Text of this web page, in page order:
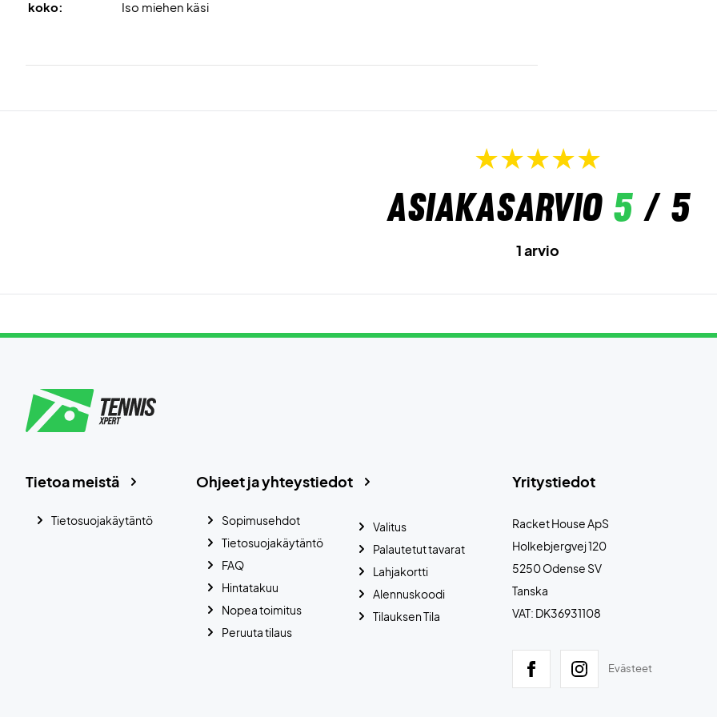
koko:
Iso miehen käsi
Asiakasarvio 5/ 5
1 arvio
Yritystiedot
Racket House ApS
Holkebjergvej 120
5250 Odense SV
Tanska
VAT: DK36931108
Evästeet
Ohjeet ja yhteystiedot
Sopimusehdot
Tietosuojakäytäntö
FAQ
Hintatakuu
Nopea toimitus
Peruuta tilaus
Valitus
Palautetut tavarat
Lahjakortti
Alennuskoodi
Tilauksen Tila
Tietoa meistä
Tietosuojakäytäntö